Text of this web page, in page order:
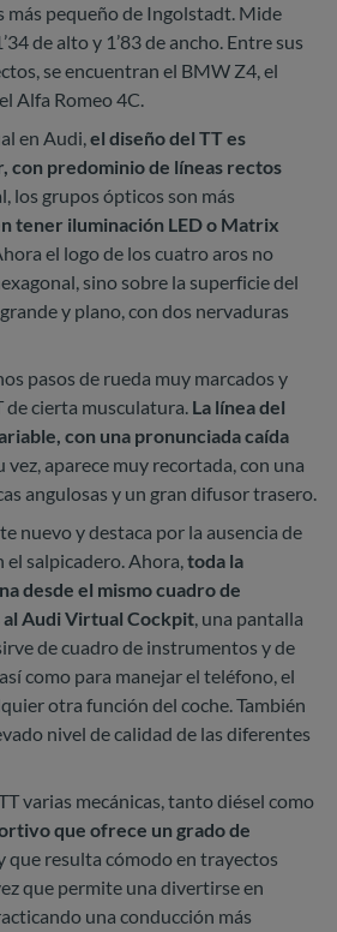
pequeño de Ingolstadt. Mide
de alto y 1’83 de ancho. Entre sus
se encuentran el BMW Z4, el
Alfa Romeo 4C.
en Audi,el diseño del TT es
con predominio de líneas rectos
los grupos ópticos son más
tener iluminación LED o Matrix
el logo de los cuatro aros no
sino sobre la superficie del
y plano, con dos nervaduras
pasos de rueda muy marcados y
de cierta musculatura. La línea del
con una pronunciada caída
vez, aparece muy recortada, con una
angulosas y un gran difusor trasero.
nuevo y destaca por la ausencia de
el salpicadero. Ahora,toda la
desde el mismo cuadro de
Audi Virtual Cockpit, una pantalla
de cuadro de instrumentos y de
como para manejar el teléfono, el
otra función del coche. También
nivel de calidad de las diferentes
varias mecánicas, tanto diésel como
que ofrece un grado de
que resulta cómodo en trayectos
que permite una divertirse en
una conducción más